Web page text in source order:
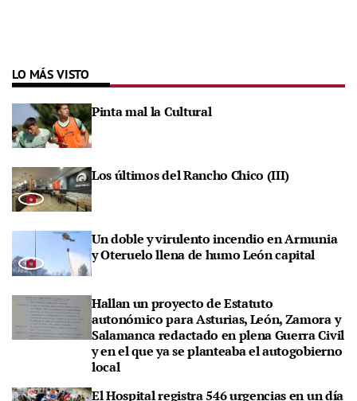
LO MÁS VISTO
Pinta mal la Cultural
Los últimos del Rancho Chico (III)
Un doble y virulento incendio en Armunia
y Oteruelo llena de humo León capital
Hallan un proyecto de Estatuto
autonómico para Asturias, León, Zamora y
Salamanca redactado en plena Guerra Civil
y en el que ya se planteaba el autogobierno
local
El Hospital registra 546 urgencias en un día